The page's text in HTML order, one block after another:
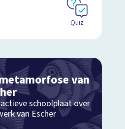
Quiz
van
schoolplaat over
van Escher